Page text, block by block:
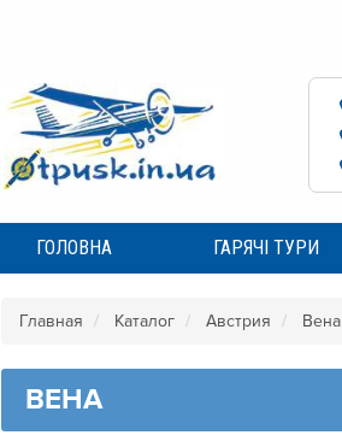
ГОЛОВНА ГАРЯЧІ ТУРИ
Главная Каталог Австрия Вена
ВЕНА